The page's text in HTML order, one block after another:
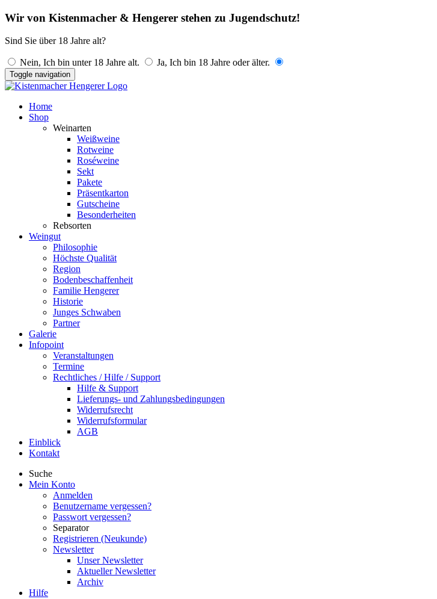
Wir von Kistenmacher & Hengerer stehen zu Jugendschutz!
Sind Sie über 18 Jahre alt?
Nein, Ich bin unter 18 Jahre alt. Ja, Ich bin 18 Jahre oder älter.
Toggle navigation
Home
Shop
Weinarten
Weißweine
Rotweine
Roséweine
Sekt
Pakete
Präsentkarton
Gutscheine
Besonderheiten
Rebsorten
Weingut
Philosophie
Höchste Qualität
Region
Bodenbeschaffenheit
Familie Hengerer
Historie
Junges Schwaben
Partner
Galerie
Infopoint
Veranstaltungen
Termine
Rechtliches / Hilfe / Support
Hilfe & Support
Lieferungs- und Zahlungsbedingungen
Widerrufsrecht
Widerrufsformular
AGB
Einblick
Kontakt
Suche
Mein Konto
Anmelden
Benutzername vergessen?
Passwort vergessen?
Separator
Registrieren (Neukunde)
Newsletter
Unser Newsletter
Aktueller Newsletter
Archiv
Hilfe